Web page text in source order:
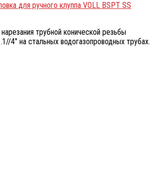
для ручного клуппа VOLL BSPT SS
трубной конической резьбы
4″ на стальных водогазопроводных трубах.